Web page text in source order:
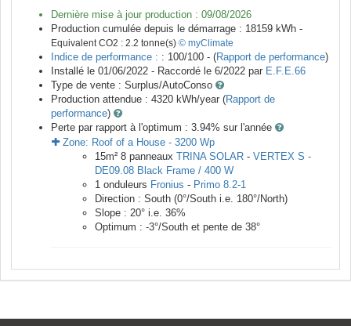
Dernière mise à jour production : 09/08/2026
Production cumulée depuis le démarrage : 18159 kWh -
Equivalent CO2 : 2.2 tonne(s) © myClimate
Indice de performance : : 100/100 - (Rapport de performance)
Installé le 01/06/2022 - Raccordé le 6/2022 par E.F.E.66
Type de vente : Surplus/AutoConso
Production attendue : 4320 kWh/year (Rapport de
performance)
Perte par rapport à l'optimum : 3.94% sur l'année
Zone: Roof of a House - 3200 Wp
15m² 8 panneaux TRINA SOLAR - VERTEX S -
DE09.08 Black Frame / 400 W
1 onduleurs Fronius - Primo 8.2-1
Direction : South (0°/South i.e. 180°/North)
Slope : 20° i.e. 36%
Optimum : -3°/South et pente de 38°